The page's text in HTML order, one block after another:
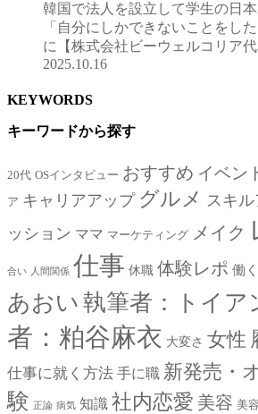
韓国で法人を設立して学生の日本
「自分にしかできないことをし
に【株式会社ビーウェルコリア代
2025.10.16
KEYWORDS
キーワードから探す
20代 OSインタビュー おすすめ イベン
ア キャリアアップ グルメ スキ
ッション ママ マーケティング メイク
合い 人間関係 仕事 休職 体験レポ 働く
あおい 執筆者：トイア
者：粕谷麻衣 大変さ 女性
仕事に就く方法 手に職 新発売・
験 正論 病気 知識 社内恋愛 美容 美